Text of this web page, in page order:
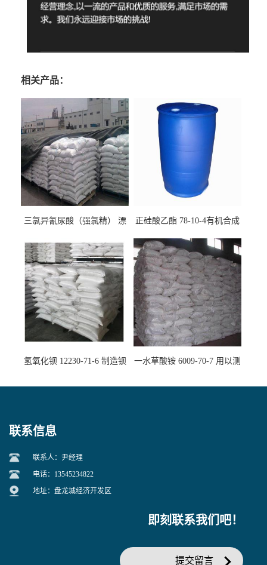
相关产品：
三氯异氰尿酸（强氯精） 漂
正硅酸乙酯 78-10-4有机合成
氢氧化钡 12230-71-6 制造钡
一水草酸铵 6009-70-7 用以测
联系信息
联系人：尹经理
电话：13545234822
地址：盘龙城经济开发区
即刻联系我们吧！
提交留言